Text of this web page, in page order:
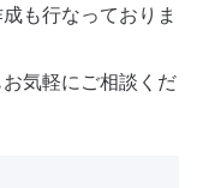
も行なっておりま
気軽にご相談くだ